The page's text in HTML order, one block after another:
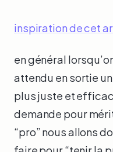
inspiration de cet
en général
attendu en sortie
plus juste et
demande pour
“pro” nous allons